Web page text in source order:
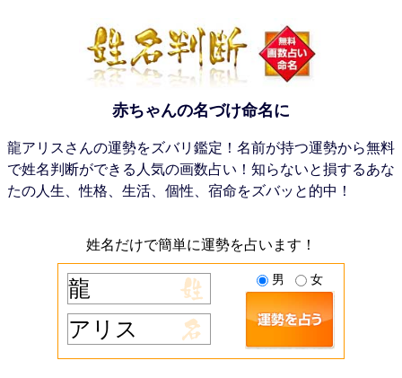
赤ちゃんの名づけ命名に
龍アリスさんの運勢をズバリ鑑定！名前が持つ運勢から無料
で姓名判断ができる人気の画数占い！知らないと損するあな
たの人生、性格、生活、個性、宿命をズバッと的中！
姓名だけで簡単に運勢を占います！
男 女